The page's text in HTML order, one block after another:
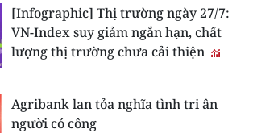
[Infographic] Thị trường ngày 27/7:
VN-Index suy giảm ngắn hạn, chất
lượng thị trường chưa cải thiện
Agribank lan tỏa nghĩa tình tri ân
người có công